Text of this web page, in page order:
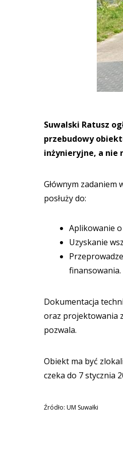
Suwalski Ratusz
przebudowy
inżynieryjne, a nie
Głównym
posłuży do:
Aplikowanie
Uzyskanie
finansowania.
Dokumentacja
oraz projektowania
pozwala.
Obiekt ma być
czeka do 7 stycznia
Źródło: UM Suwałki